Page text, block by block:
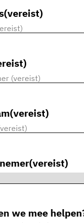
(vereist)
(vereist)
(vereist)
we mee